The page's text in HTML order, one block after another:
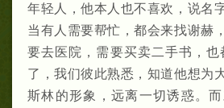
年轻人，他本人也不喜欢，说名
当有人需要帮忙，都会来找谢赫
要去医院，需要买卖二手书，也
了，我们彼此熟悉，知道他想为
斯林的形象，远离一切诱惑。